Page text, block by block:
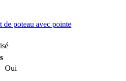
de poteau avec pointe
Oui